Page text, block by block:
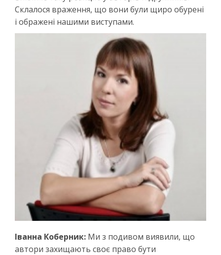
Склалося враження, що вони були щиро обурені
і ображені нашими виступами.
Іванна Коберник: Ми з подивом виявили, що
автори захищають своє право бути